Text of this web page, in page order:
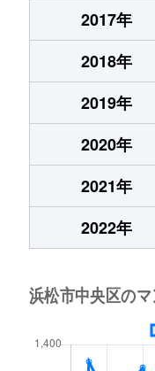
2017年
2018年
2019年
2020年
2021年
2022年